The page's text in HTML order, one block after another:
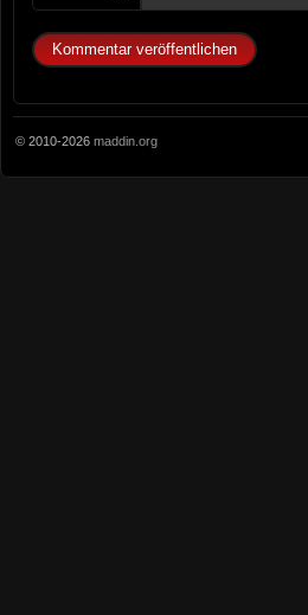
© 2010-2026 maddin.org